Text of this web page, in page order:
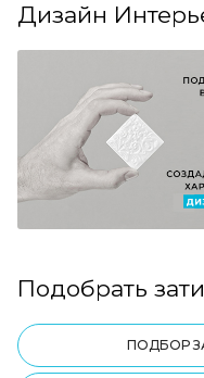
Дизайн
Подобрать
ПОДБОР